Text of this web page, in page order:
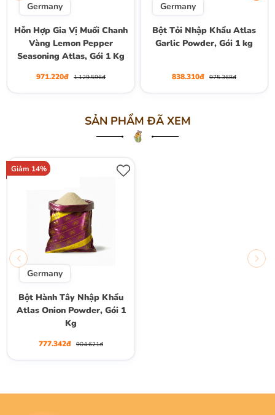
Germany
Hỗn Hợp Gia Vị Muối Chanh
Vàng Lemon Pepper
Seasoning Atlas, Gói 1 Kg
971.220đ 1.129.596đ
Germany
Bột Tỏi Nhập Khẩu Atlas
Garlic Powder, Gói 1 kg
838.310đ 975.368đ
SẢN PHẨM ĐÃ XEM
Giảm 14%
Germany
Bột Hành Tây Nhập Khẩu
Atlas Onion Powder, Gói 1
Kg
777.342đ 904.621đ